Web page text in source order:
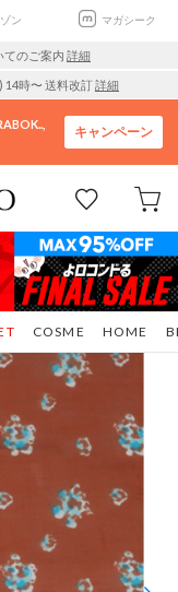
ゾン マガシーク
てのご案内 詳細
14時〜 送料改訂詳細
キャンペーン
COSME HOME